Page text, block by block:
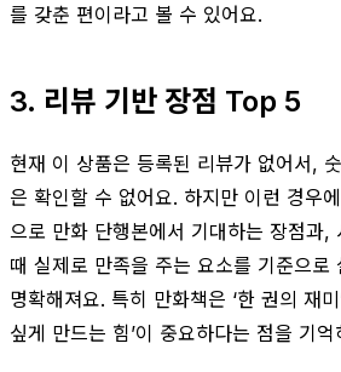
를 갖춘 편이라고 볼 수 있어요.
3. 리뷰 기반 장점 Top 5
현재 이 상품은 등록된 리뷰가 없어서,
은 확인할 수 없어요. 하지만 이런 경우
으로 만화 단행본에서 기대하는 장점과,
때 실제로 만족을 주는 요소를 기준으로
명확해져요. 특히 만화책은 ‘한 권의 재
싶게 만드는 힘’이 중요하다는 점을 기